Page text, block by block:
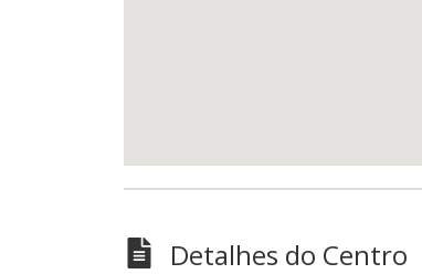
Detalhes do Centro